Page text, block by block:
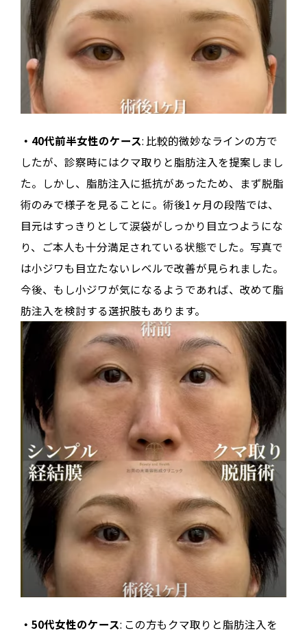
・40代前半女性のケース: 比較的微妙なラインの方で
したが、診察時にはクマ取りと脂肪注入を提案しまし
た。しかし、脂肪注入に抵抗があったため、まず脱脂
術のみで様子を見ることに。術後1ヶ月の段階では、
目元はすっきりとして涙袋がしっかり目立つようにな
り、ご本人も十分満足されている状態でした。写真で
は小ジワも目立たないレベルで改善が見られました。
今後、もし小ジワが気になるようであれば、改めて脂
肪注入を検討する選択肢もあります。
・50代女性のケース: この方もクマ取りと脂肪注入を